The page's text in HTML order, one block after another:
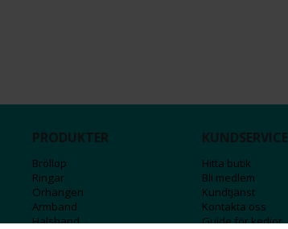
PRODUKTER
Bröllop
Ringar
Örhängen
Armband
Halsband
KUNDSERVICE
Hitta butik
Bli medlem
Kundtjänst
Kontakta oss
Guide för kedjor